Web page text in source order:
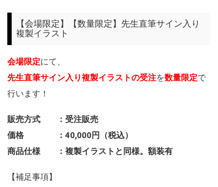
【会場限定】【数量限定】先生直筆サイン入り
複製イラスト
会場限定にて、
先生直筆サイン入り複製イラストの受注を数量限定で
行います！
販売方式 ：受注販売
価格 ：40,000円（税込）
商品仕様 ：複製イラストと同様。額装有
【補足事項】